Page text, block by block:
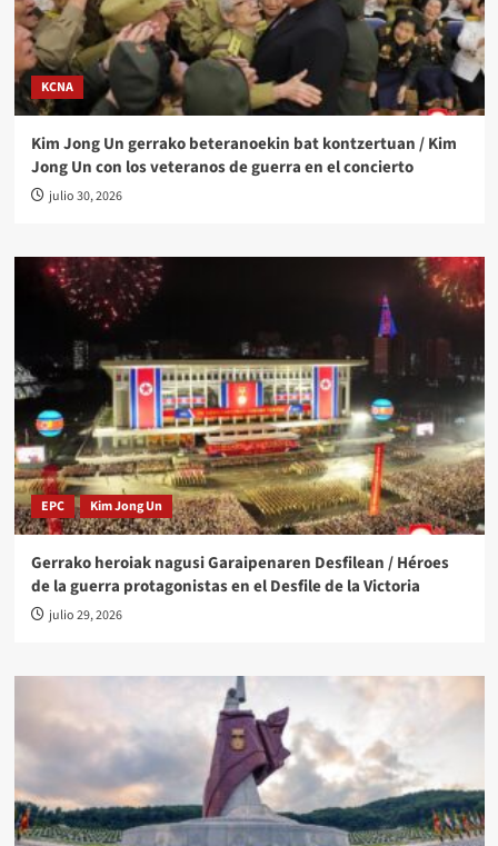
KCNA
Kim Jong Un gerrako beteranoekin bat kontzertuan / Kim
Jong Un con los veteranos de guerra en el concierto
julio 30, 2026
EPC Kim Jong Un
Gerrako heroiak nagusi Garaipenaren Desfilean / Héroes
de la guerra protagonistas en el Desfile de la Victoria
julio 29, 2026